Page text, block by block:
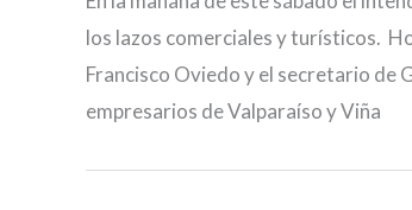
los lazos comerciales y turísticos.
Francisco Oviedo y el secretario de
empresarios de Valparaíso y Viña